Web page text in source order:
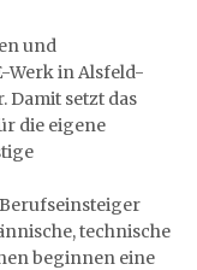
und
Werk in Alsfeld-
Damit setzt das
die eigene
technische
beginnen eine